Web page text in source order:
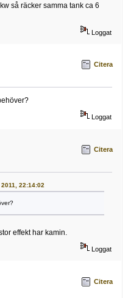
så räcker samma tank ca 6
Loggat
Citera
Loggat
Citera
22:14:02
effekt har kamin.
Loggat
Citera